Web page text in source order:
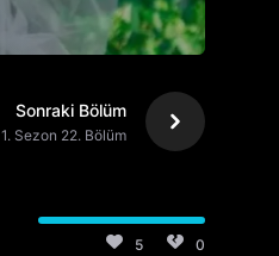
Sonraki Bölüm
1. Sezon 22. Bölüm
5 0